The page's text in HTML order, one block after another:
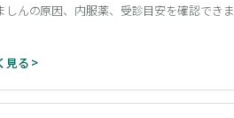
しんの原因、内服薬、受診目安を確認できま
見る >